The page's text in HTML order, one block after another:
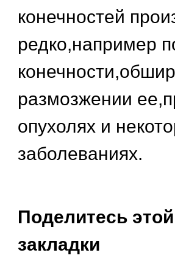
конечностей
редко,например
размозжении
опухолях и
заболеваниях.
Поделитесь
закладки